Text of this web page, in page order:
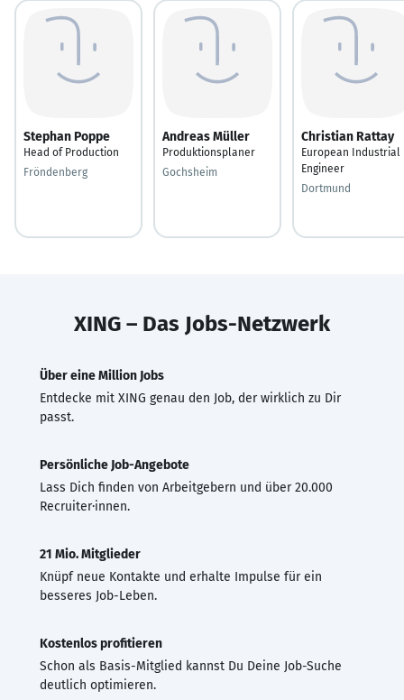
Stephan Poppe
Head of Production
Fröndenberg
Andreas Müller
Produktionsplaner
Gochsheim
Christian Rattay
European Industrial
Engineer
Dortmund
XING – Das Jobs-Netzwerk
Über eine Million Jobs
Entdecke mit XING genau den Job, der wirklich zu Dir
passt.
Persönliche Job-Angebote
Lass Dich finden von Arbeitgebern und über 20.000
Recruiter·innen.
21 Mio. Mitglieder
Knüpf neue Kontakte und erhalte Impulse für ein
besseres Job-Leben.
Kostenlos profitieren
Schon als Basis-Mitglied kannst Du Deine Job-Suche
deutlich optimieren.